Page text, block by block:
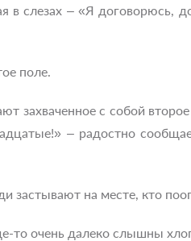
слезах – «Я договорюсь,
поле.
захваченное с собой
– радостно
застывают на месте, кто
то очень далеко слышны